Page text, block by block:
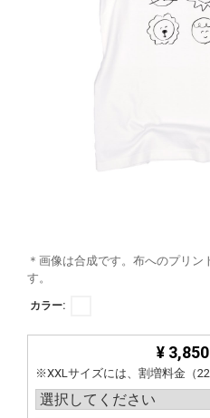
＊画像は合成です。布へのプリン
す。
カラー:
¥ 3,850
※XXLサイズには、割増料金（